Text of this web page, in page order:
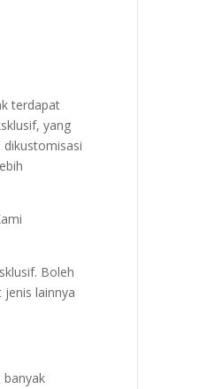
terdapat
yang
dikustomisasi
Boleh
lainnya
banyak